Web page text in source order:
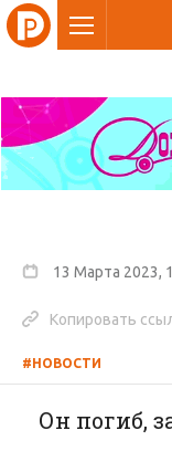
13 Марта 2023,
Копировать
#НОВОСТИ
Он погиб,